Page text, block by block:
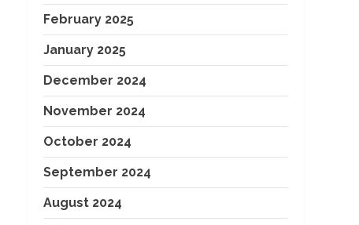
February 2025
January 2025
December 2024
November 2024
October 2024
September 2024
August 2024